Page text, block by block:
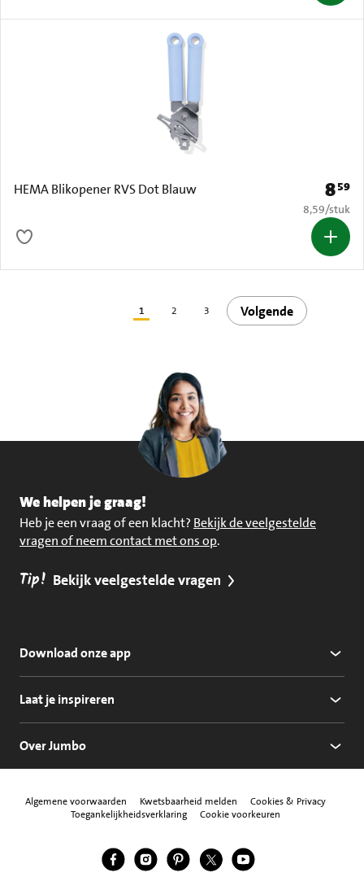
HEMA Blikopener RVS Dot Blauw Prijs:
859
€ 8,59 per
8,59/stuk
1 2 3 Volgende
We helpen je graag!
Heb je een vraag of een klacht? Bekijk de veelgestelde
vragen of neem contact met ons op.
Tip! Bekijk veelgestelde vragen
Download onze app
Laat je inspireren
Over Jumbo
Algemene voorwaarden Kwetsbaarheid melden
Cookies & Privacy
Toegankelijkheidsverklaring
Cookie voorkeuren
Volg ons
Jumbo Facebook
Jumbo Instagram
Jumbo Pinterest
Jumbo Twitter
Jumbo YouTube